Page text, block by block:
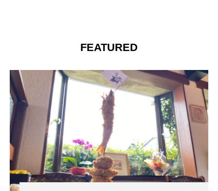
FEATURED